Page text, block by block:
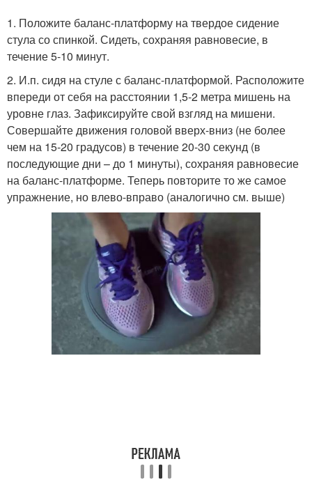
1. Положите баланс-платформу на твердое сидение
стула со спинкой. Сидеть, сохраняя равновесие, в
течение 5-10 минут.
2. И.п. сидя на стуле с баланс-платформой. Расположите
впереди от себя на расстоянии 1,5-2 метра мишень на
уровне глаз. Зафиксируйте свой взгляд на мишени.
Совершайте движения головой вверх-вниз (не более
чем на 15-20 градусов) в течение 20-30 секунд (в
последующие дни – до 1 минуты), сохраняя равновесие
на баланс-платформе. Теперь повторите то же самое
упражнение, но влево-вправо (аналогично см. выше)